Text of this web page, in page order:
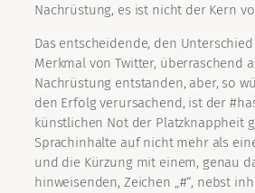
Nachrüstung, es ist nicht der Kern
Das entscheidende, den
Merkmal von Twitter, überraschend
Nachrüstung entstanden, aber, so
den Erfolg verursachend, ist der
künstlichen Not der Platzknappheit
Sprachinhalte auf nicht mehr als
und die Kürzung mit einem, genau
hinweisenden, Zeichen „#“, nebst